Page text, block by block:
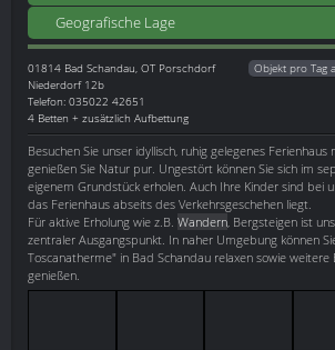
Geografische Lage
01814 Bad Schandau, OT Porschdorf
Niederdorf 12b
Telefon: 035022 42651
4 Betten + zusätzlich Aufbettung
Objekt pro Tag
Besuchen Sie unser idyllisch, ruhig gelegenes Ferienhaus
genießen Sie Natur pur. Ungestört können Sie sich im
eigenem Grundstück erholen. Auch Ihre Kinder sind bei
das Ferienhaus abseits des Verkehrsgeschehen liegt.
Für aktive Erholung wie z.B. Wandern , Bergsteigen ist
zentraler Ausgangspunkt. In naher Umgebung können
Toscanatherme" in Bad Schandau relaxen sowie weitere
genießen.